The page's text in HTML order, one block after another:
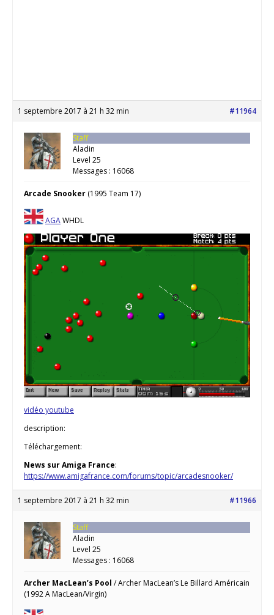
1 septembre 2017 à 21 h 32 min #11964
Staff
Aladin
Level 25
Messages : 16068
Arcade Snooker (1995 Team 17)
AGAWHDL
vidéo youtube
description:
Téléchargement:
News sur Amiga France:
https://www.amigafrance.com/forums/topic/arcadesnooker/
1 septembre 2017 à 21 h 32 min #11966
Staff
Aladin
Level 25
Messages : 16068
Archer MacLean’s Pool / Archer MacLean’s Le Billard Américain
(1992 A MacLean/Virgin)